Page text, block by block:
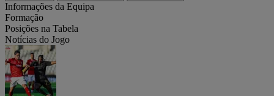
Informações da Equipa
Formação
Posições na Tabela
Notícias do Jogo